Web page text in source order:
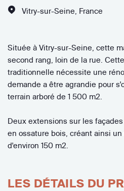
Vitry-sur-Seine France
Située à Vitry-sur-Seine, cette
second rang, loin de la rue.
traditionnelle nécessite une
demande a être agrandie pour
terrain arboré de 1 500 m2.
Deux extensions sur les
en ossature bois, créant ainsi
d'environ 150 m2.
LES DÉTAILS DU